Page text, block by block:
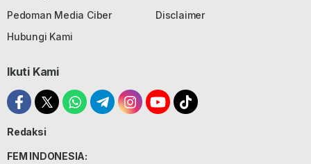
Pedoman Media Ciber
Disclaimer
Hubungi Kami
Ikuti Kami
Redaksi
FEM INDONESIA: